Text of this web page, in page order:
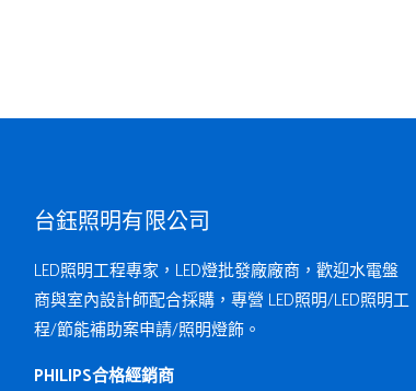
台鈺照明有限公司
LED照明工程專家，LED燈批發廠廠商，歡迎水電盤
商與室內設計師配合採購，專營 LED照明/LED照明工
程/節能補助案申請/照明燈飾。
PHILIPS合格經銷商